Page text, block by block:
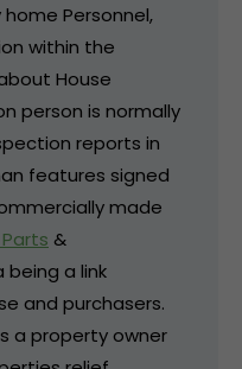
Personnel,
within the
House
person is normally
reports in
features signed
made
&
being a link
and purchasers.
a property owner